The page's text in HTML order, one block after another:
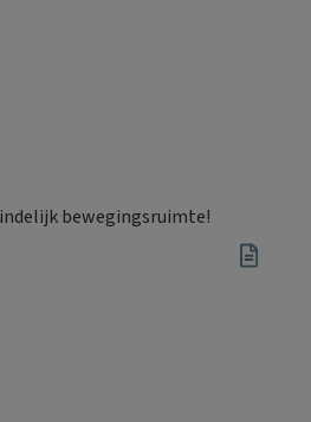
bewegingsruimte!